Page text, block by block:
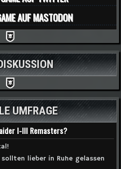
AUF MASTODON
UMFRAGE
I-III Remasters?
lieber in Ruhe gelassen